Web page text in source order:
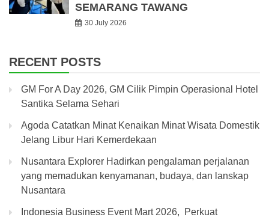
SEMARANG TAWANG
30 July 2026
RECENT POSTS
GM For A Day 2026, GM Cilik Pimpin Operasional Hotel
Santika Selama Sehari
Agoda Catatkan Minat Kenaikan Minat Wisata Domestik
Jelang Libur Hari Kemerdekaan
Nusantara Explorer Hadirkan pengalaman perjalanan
yang memadukan kenyamanan, budaya, dan lanskap
Nusantara
Indonesia Business Event Mart 2026, Perkuat